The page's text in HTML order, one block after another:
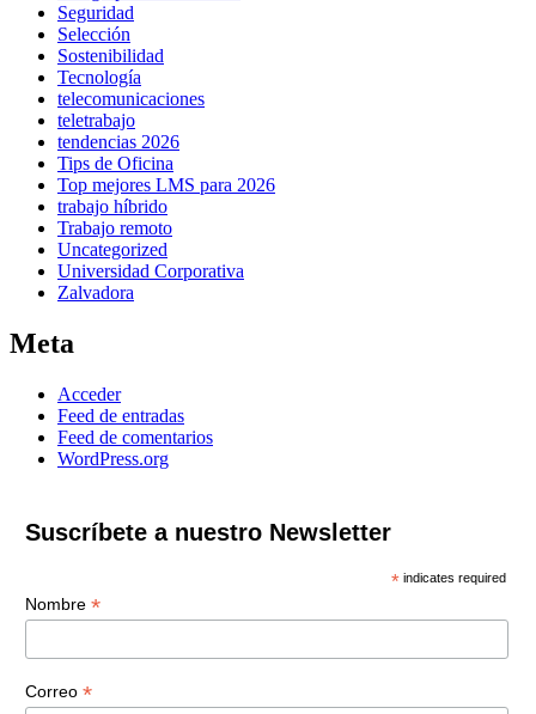
Seguridad
Selección
Sostenibilidad
Tecnología
telecomunicaciones
teletrabajo
tendencias 2026
Tips de Oficina
Top mejores LMS para 2026
trabajo híbrido
Trabajo remoto
Uncategorized
Universidad Corporativa
Zalvadora
Meta
Acceder
Feed de entradas
Feed de comentarios
WordPress.org
Suscríbete a nuestro Newsletter
* indicates required
Nombre *
Correo *